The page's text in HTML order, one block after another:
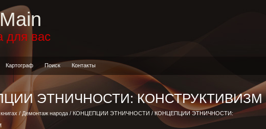
для вас
Картограф Поиск Контакты
ЭТНИЧНОСТИ: КОНСТРУКТИВИЗМ
/ Демонтаж народа/КОНЦЕПЦИИ ЭТНИЧНОСТИ / КОНЦЕПЦИИ ЭТНИЧНОСТИ: